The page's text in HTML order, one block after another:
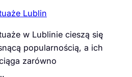
Lublin
w Lublinie cieszą się
popularnością, a ich
zarówno